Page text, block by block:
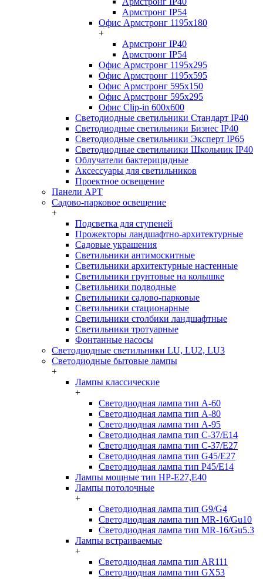
Армстронг IP54
Офис Армстронг 1195x180
+
Армстронг IP40
Армстронг IP54
Офис Армстронг 1195x295
Офис Армстронг 1195x595
Офис Армстронг 595x150
Офис Армстронг 595x295
Офис Clip-in 600x600
Светодиодные светильники Стандарт IP40
Светодиодные светильники Бизнес IP40
Светодиодные светильники Эксперт IP65
Светодиодные светильники Школьник IP40
Облучатели бактерицидные
Аксессуары для светильников
Проектное освещение
Панели АРТ
Садово-парковое освещение
+
Подсветка для ступеней
Прожекторы ландшафтно-архитектурные
Садовые украшения
Светильники антимоскитные
Светильники архитектурные настенные
Светильники грунтовые на колышке
Светильники подводные
Светильники садово-парковые
Светильники стационарные
Светильники столбики ландшафтные
Светильники тротуарные
Фонтанные насосы
Светодиодные светильники LU, LU2, LU3
Светодиодные бытовые лампы
+
Лампы классические
+
Светодиодная лампа тип A-60
Светодиодная лампа тип A-80
Светодиодная лампа тип A-95
Светодиодная лампа тип C-37/Е14
Светодиодная лампа тип C-37/Е27
Светодиодная лампа тип G45/E27
Светодиодная лампа тип P45/E14
Лампы мощные тип HP-E27,E40
Лампы потолочные
+
Светодиодная лампа тип G9/G4
Светодиодная лампа тип MR-16/Gu10
Светодиодная лампа тип MR-16/Gu5.3
Лампы встраиваемые
+
Светодиодная лампа тип AR111
Светодиодная лампа тип GX53